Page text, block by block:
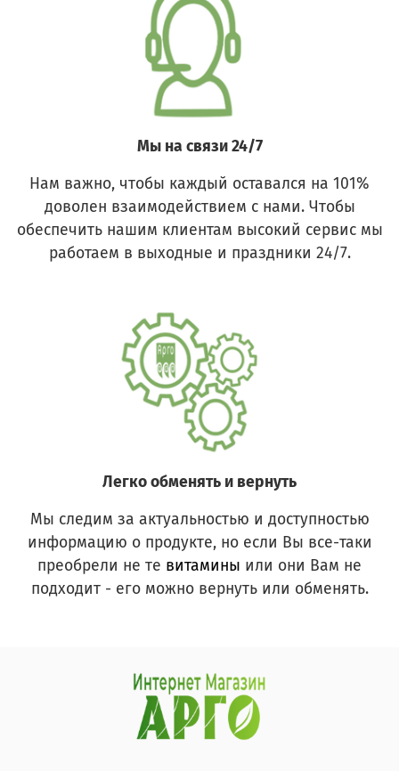
Мы на связи 24/7
Нам важно, чтобы каждый оставался на 101%
доволен взаимодействием с нами. Чтобы
обеспечить нашим клиентам высокий сервис мы
работаем в выходные и праздники 24/7.
Легко обменять и вернуть
Мы следим за актуальностью и доступностью
информацию о продукте, но если Вы все-таки
преобрели не те витамины или они Вам не
подходит - его можно вернуть или обменять.